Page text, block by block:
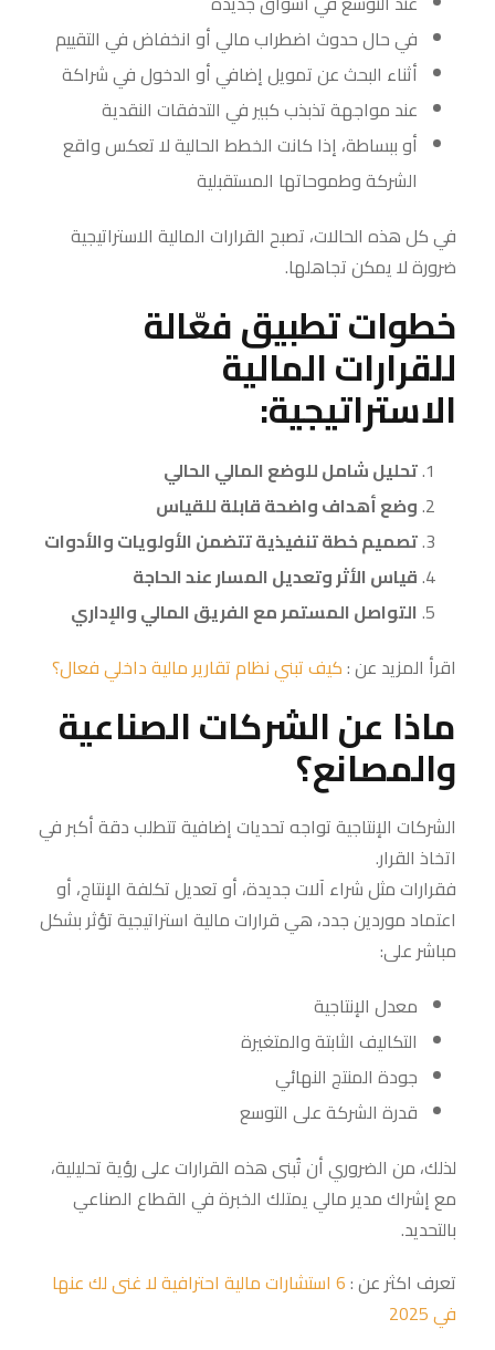
في حال حدوث اضطراب مالي أو انخفاض في التقييم
أثناء البحث عن تمويل إضافي أو الدخول في شراكة
عند مواجهة تذبذب كبير في التدفقات النقدية
أو ببساطة، إذا كانت الخطط الحالية لا تعكس واقع
الشركة وطموحاتها المستقبلية
في كل هذه الحالات، تصبح القرارات المالية الاستراتيجية
ضرورة لا يمكن تجاهلها.
خطوات تطبيق فعّالة
للقرارات المالية
الاستراتيجية:
تحليل شامل للوضع المالي الحالي
وضع أهداف واضحة قابلة للقياس
تصميم خطة تنفيذية تتضمن الأولويات والأدوات
قياس الأثر وتعديل المسار عند الحاجة
التواصل المستمر مع الفريق المالي والإداري
اقرأ المزيد عن :كيف تبني نظام تقارير مالية داخلي فعال؟
ماذا عن الشركات الصناعية
والمصانع؟
الشركات الإنتاجية تواجه تحديات إضافية تتطلب دقة أكبر في
اتخاذ القرار.
فقرارات مثل شراء آلات جديدة، أو تعديل تكلفة الإنتاج، أو
اعتماد موردين جدد، هي قرارات مالية استراتيجية تؤثر بشكل
مباشر على:
معدل الإنتاجية
التكاليف الثابتة والمتغيرة
جودة المنتج النهائي
قدرة الشركة على التوسع
لذلك، من الضروري أن تُبنى هذه القرارات على رؤية تحليلية،
مع إشراك مدير مالي يمتلك الخبرة في القطاع الصناعي
بالتحديد.
تعرف اكثر عن :
6 استشارات مالية احترافية لا غنى لك عنها
في 2025